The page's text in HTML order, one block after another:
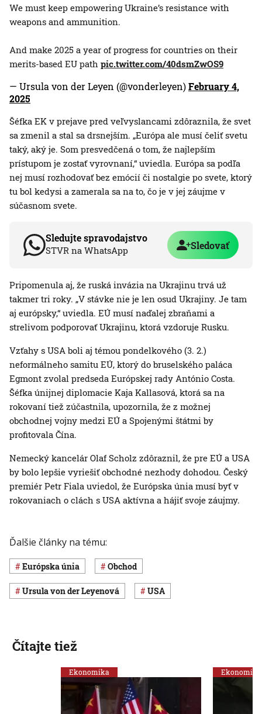
We must keep empowering Ukraine’s resistance with
weapons and ammunition.
And make 2025 a year of progress for countries on their
merits-based EU path pic.twitter.com/40dsmZwOS9
— Ursula von der Leyen (@vonderleyen)February 4,
2025
Šéfka EK v prejave pred veľvyslancami zdôraznila, že svet
sa zmenil a stal sa drsnejším. „Európa ale musí čeliť svetu
taký, aký je. Som presvedčená o tom, že najlepším
prístupom je zostať vyrovnaní,“ uviedla. Európa sa podľa
nej musí rozhodovať bez emócií či nostalgie po svete, ktorý
tu bol kedysi a zamerala sa na to, čo je v jej záujme v
súčasnom svete.
Sledujte spravodajstvo
STVR na WhatsApp Sledovať
Pripomenula aj, že ruská invázia na Ukrajinu trvá už
takmer tri roky. „V stávke nie je len osud Ukrajiny. Je tam
aj európsky,“ uviedla. EÚ musí naďalej zbraňami a
strelivom podporovať Ukrajinu, ktorá vzdoruje Rusku.
Vzťahy s USA boli aj témou pondelkového (3. 2.)
neformálneho samitu EÚ, ktorý do bruselského paláca
Egmont zvolal predseda Európskej rady António Costa.
Šéfka únijnej diplomacie Kaja Kallasová, ktorá sa na
rokovaní tiež zúčastnila, upozornila, že z možnej
obchodnej vojny medzi EÚ a Spojenými štátmi by
profitovala Čína.
Nemecký kancelár Olaf Scholz zdôraznil, že pre EÚ a USA
by bolo lepšie vyriešiť obchodné nezhody dohodou. Český
premiér Petr Fiala uviedol, že Európska únia musí byť v
rokovaniach o clách s USA aktívna a hájiť svoje záujmy.
Ďalšie články na tému:
Európska únia obchod
Ursula von der Leyenová USA
Čítajte tiež
Ekonomika Ekonomika